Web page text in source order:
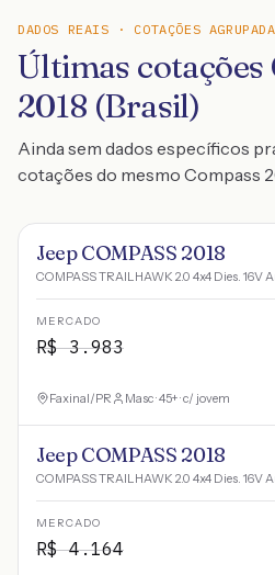
DADOS REAIS · COTAÇÕES
Últimas cotações
2018 (Brasil)
Ainda sem dados específicos
cotações do mesmo Compass
Jeep COMPASS 2018
COMPASS TRAILHAWK 2.0 4x4 Dies. 16V
MERCADO
R$3.983
Faxinal/PR Masc · 45+ · c/ jovem
Jeep COMPASS 2018
COMPASS TRAILHAWK 2.0 4x4 Dies. 16V
MERCADO
R$4.164